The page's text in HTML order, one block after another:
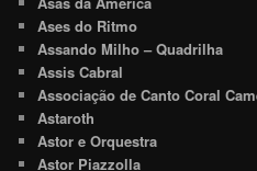
Ases do Ritmo
Assando Milho – Quadrilha
Assis Cabral
Associação de Canto Coral
Astaroth
Astor e Orquestra
Astor Piazzolla